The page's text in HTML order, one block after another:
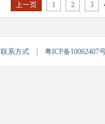
上一页 1 2 3
联系方式 粤ICP备10062407